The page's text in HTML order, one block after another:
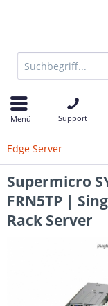
Menü Support
Edge Server
Supermicro
FRN5TP |
Rack Server